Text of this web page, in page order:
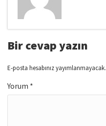
Bir cevap yazın
E-posta hesabınız yayımlanmayacak.
Yorum *